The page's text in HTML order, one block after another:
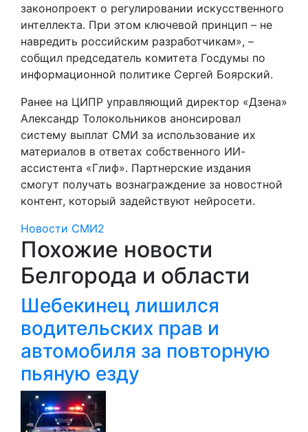
законопроект о регулировании искусственного
интеллекта. При этом ключевой принцип – не
навредить российским разработчикам», –
собщил председатель комитета Госдумы по
информационной политике Сергей Боярский.
Ранее на ЦИПР управляющий директор «Дзена»
Александр Толокольников анонсировал
систему выплат СМИ за использование их
материалов в ответах собственного ИИ-
ассистента «Глиф». Партнерские издания
смогут получать вознаграждение за новостной
контент, который задействуют нейросети.
Новости СМИ2
Похожие новости
Белгорода и области
Шебекинец лишился
водительских прав и
автомобиля за повторную
пьяную езду